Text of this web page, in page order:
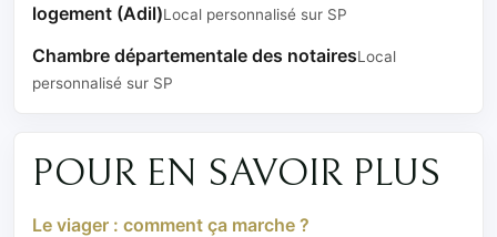
logement (Adil)Local personnalisé sur SP
Chambre départementale des notairesLocal
personnalisé sur SP
POUR EN SAVOIR PLUS
Le viager : comment ça marche ?